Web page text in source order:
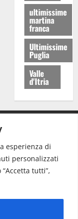
esperienza di
personalizzati
tutti”,
ultimissime
martina
franca
Ultimissime
Puglia
Valle
d'Itria